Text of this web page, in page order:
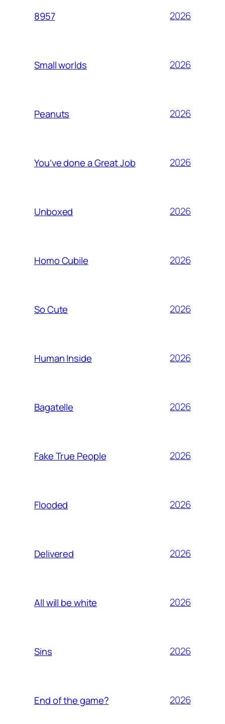
8957 2026
Small worlds 2026
Peanuts 2026
You’ve done a Great Job 2026
Unboxed 2026
Homo Cubile 2026
So Cute 2026
Human Inside 2026
Bagatelle 2026
Fake True People 2026
Flooded 2026
Delivered 2026
All will be white 2026
Sins 2026
End of the game? 2026